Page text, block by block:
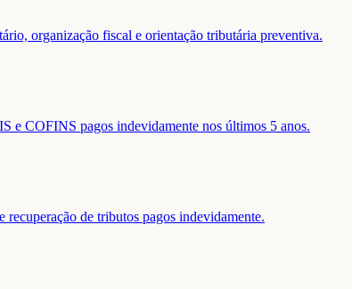
organização fiscal e orientação tributária preventiva.
e COFINS pagos indevidamente nos últimos 5 anos.
de tributos pagos indevidamente.